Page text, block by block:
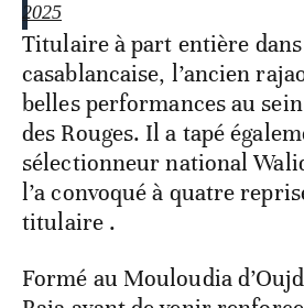
2025
Titulaire à part entière
casablancaise, l’ancien
belles performances au
des Rouges. Il a tapé
sélectionneur national
l’a convoqué à quatre
titulaire .
Formé au Mouloudia